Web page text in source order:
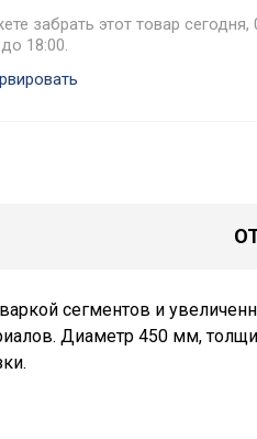
забрать этот товар сегодня,
18:00.
сегментов и
Диаметр 450 мм,